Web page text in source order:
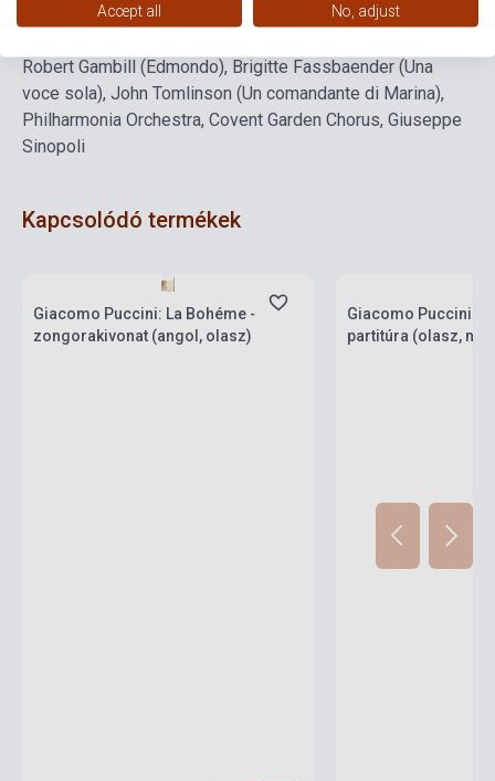
Mirella Freni (Manon Lescaut), Plácido Domingo (Des
Robert Gambill (Edmondo), Brigitte Fassbaender (Una
voce sola), John Tomlinson (Un comandante di Marina),
Philharmonia Orchestra, Covent Garden Chorus, Giuseppe
Sinopoli
Kapcsolódó termékek
Giacomo Puccini: La Bohéme -
zongorakivonat (angol, olasz)
Giacomo Puccini:
partitúra (olasz,
Accept all No, adjust